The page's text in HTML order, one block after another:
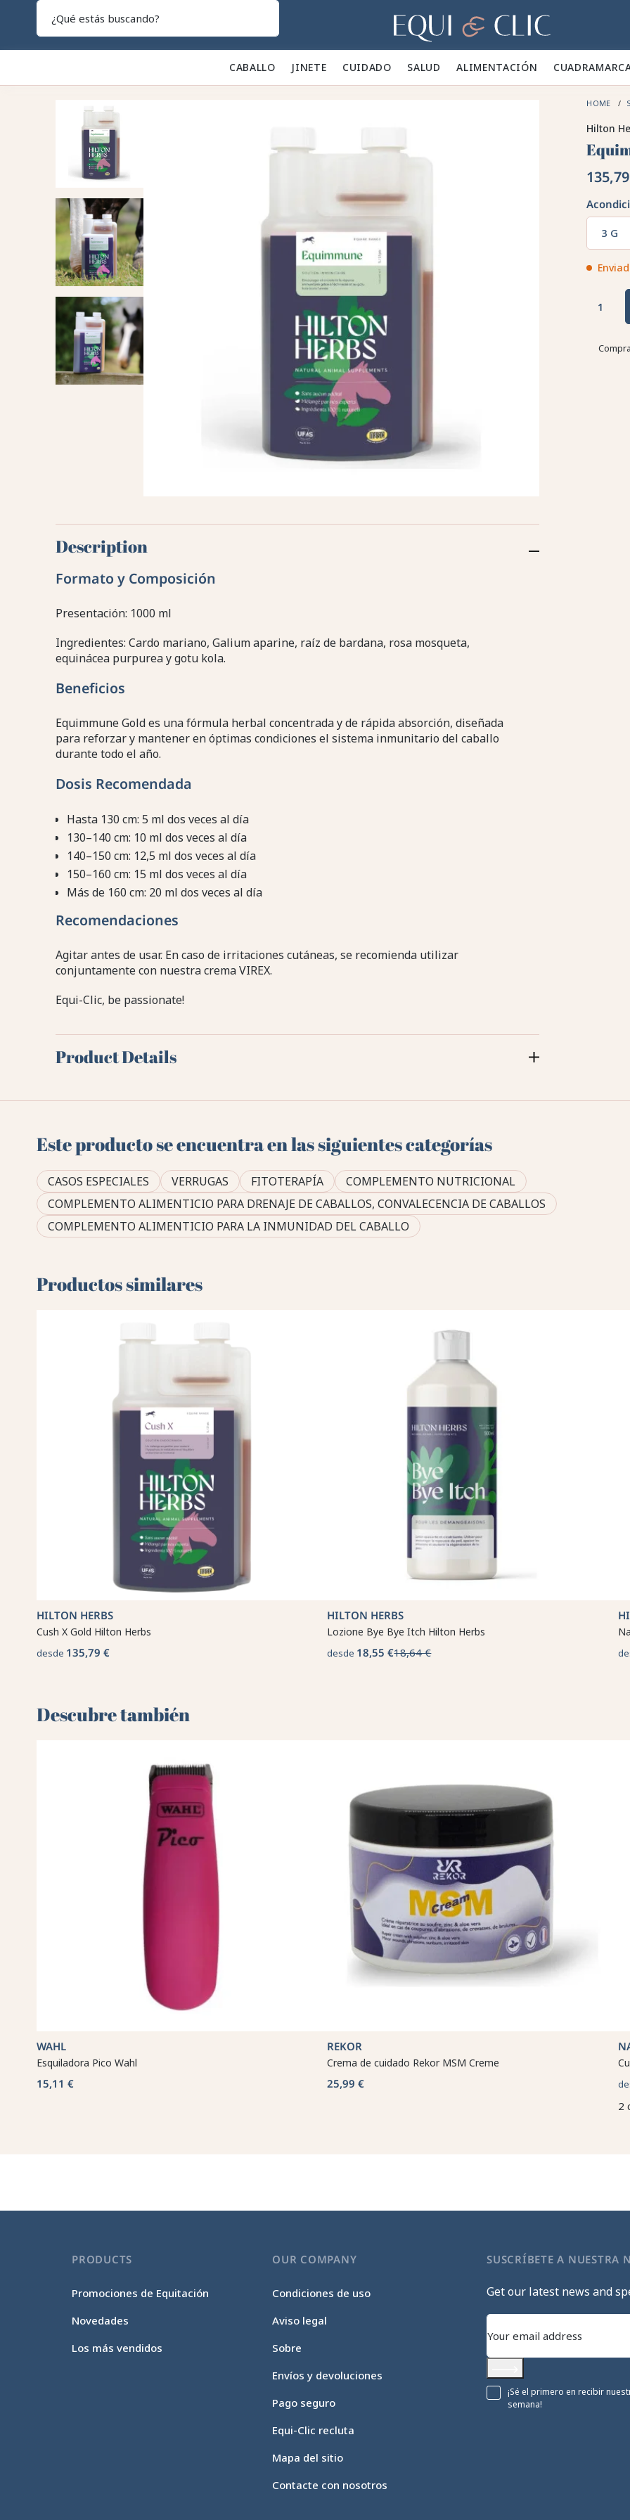
Hogar
CABALLO 🐎 JINETE 👕 CUIDADO 🪮 SALUD ✨ALIMENTACIÓN 🥕 CUADRA
HOME
Hilton
3 G
Description
Formato y Composición
Presentación: 1000 ml
Ingredientes: Cardo mariano, Galium aparine, raíz de bardana, rosa mosqueta,
equinácea purpurea y gotu kola.
Beneficios
Equimmune Gold es una fórmula herbal concentrada y de rápida absorción, diseñada
para reforzar y mantener en óptimas condiciones el sistema inmunitario del caballo
durante todo el año.
Dosis Recomendada
Hasta 130 cm: 5 ml dos veces al día
130–140 cm: 10 ml dos veces al día
140–150 cm: 12,5 ml dos veces al día
150–160 cm: 15 ml dos veces al día
Más de 160 cm: 20 ml dos veces al día
Recomendaciones
Agitar antes de usar. En caso de irritaciones cutáneas, se recomienda utilizar
conjuntamente con nuestra crema VIREX.
Equi-Clic, be passionate!
Product Details
Este producto se encuentra en las siguientes categorías
CASOS ESPECIALES VERRUGAS FITOTERAPÍA
COMPLEMENTO NUTRICIONAL
COMPLEMENTO ALIMENTICIO PARA DRENAJE DE CABALLOS, CONVALECENCIA DE CABALLOS
COMPLEMENTO ALIMENTICIO PARA LA INMUNIDAD DEL CABALLO
Productos similares
HILTON HERBS
Cush X Gold Hilton Herbs
desde 135,79 €
HILTON HERBS
Lozione Bye Bye Itch Hilton Herbs
desde 18,55 €18,64 €
Descubre también 🌻
WAHL
Esquiladora Pico Wahl
15,11 €
REKOR
Crema de cuidado Rekor MSM Creme
25,99 €
2
PRODUCTS
Promociones de Equitación
Novedades
Los más vendidos
OUR COMPANY
Condiciones de uso
Aviso legal
Sobre
Envíos y devoluciones
Pago seguro
Equi-Clic recluta
Mapa del sitio
Contacte con nosotros
SUSCRÍBETE A NUESTRA
Get our latest news and
Subscribe
¡Sé el primero en recibir
semana!